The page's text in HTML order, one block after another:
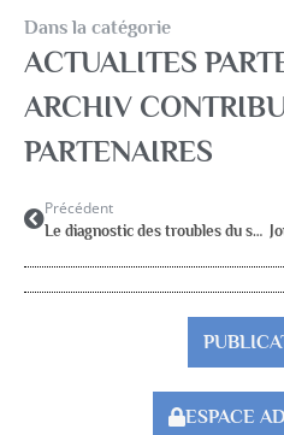
Dans la catégorie
ACTUALITES
ARCHIV
PARTENAIRES
Précédent
Le diagnostic des troubles du spectre autistique en contexte d’acculturation. Samedi 28 janvier 2025
ESPACE